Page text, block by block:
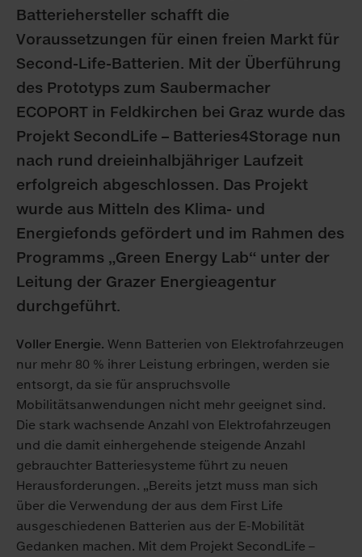
Batteriehersteller schafft die
Voraussetzungen für einen freien Markt für
Second-Life-Batterien. Mit der Überführung
des Prototyps zum Saubermacher
ECOPORT in Feldkirchen bei Graz wurde das
Projekt SecondLife – Batteries4Storage nun
nach rund dreieinhalbjähriger Laufzeit
erfolgreich abgeschlossen. Das Projekt
wurde aus Mitteln des Klima- und
Energiefonds gefördert und im Rahmen des
Programms „Green Energy Lab“ unter der
Leitung der Grazer Energieagentur
durchgeführt.
Voller Energie. Wenn Batterien von Elektrofahrzeugen
nur mehr 80 % ihrer Leistung erbringen, werden sie
entsorgt, da sie für anspruchsvolle
Mobilitätsanwendungen nicht mehr geeignet sind.
Die stark wachsende Anzahl von Elektrofahrzeugen
und die damit einhergehende steigende Anzahl
gebrauchter Batteriesysteme führt zu neuen
Herausforderungen. „Bereits jetzt muss man sich
über die Verwendung der aus dem First Life
ausgeschiedenen Batterien aus der E-Mobilität
Gedanken machen. Mit dem Projekt SecondLife –